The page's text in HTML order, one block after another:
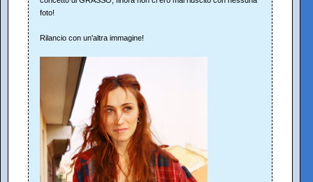
foto!
Rilancio con un'altra immagine!